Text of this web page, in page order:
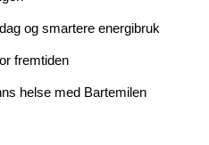
og smartere energibruk
fremtiden
helse med Bartemilen